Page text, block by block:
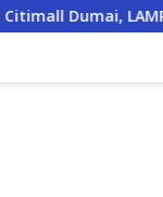
Ambil Sikap